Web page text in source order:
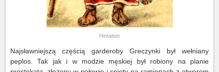
Himation
Najsławniejszą częścią garderoby Greczynki był wełniany
peplos. Tak jak i w modzie męskiej był robiony na planie